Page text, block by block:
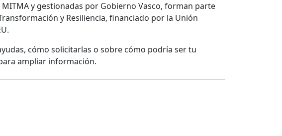
MITMA y gestionadas por Gobierno Vasco, forman parte
y Resiliencia, financiado por la Unión
cómo solicitarlas o sobre cómo podría ser tu
ampliar información.